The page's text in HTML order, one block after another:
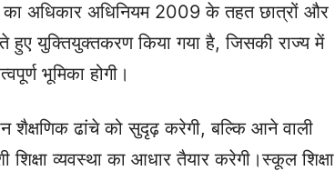
अधिकार अधिनियम 2009 के तहत छात्रों और
हुए युक्तियुक्तकरण किया गया है, जिसकी राज्य में
भूमिका होगी।
शैक्षणिक ढांचे को सुदृढ़ करेगी, बल्कि आने वाली
व्यवस्था का आधार तैयार करेगी।स्कूल शिक्षा